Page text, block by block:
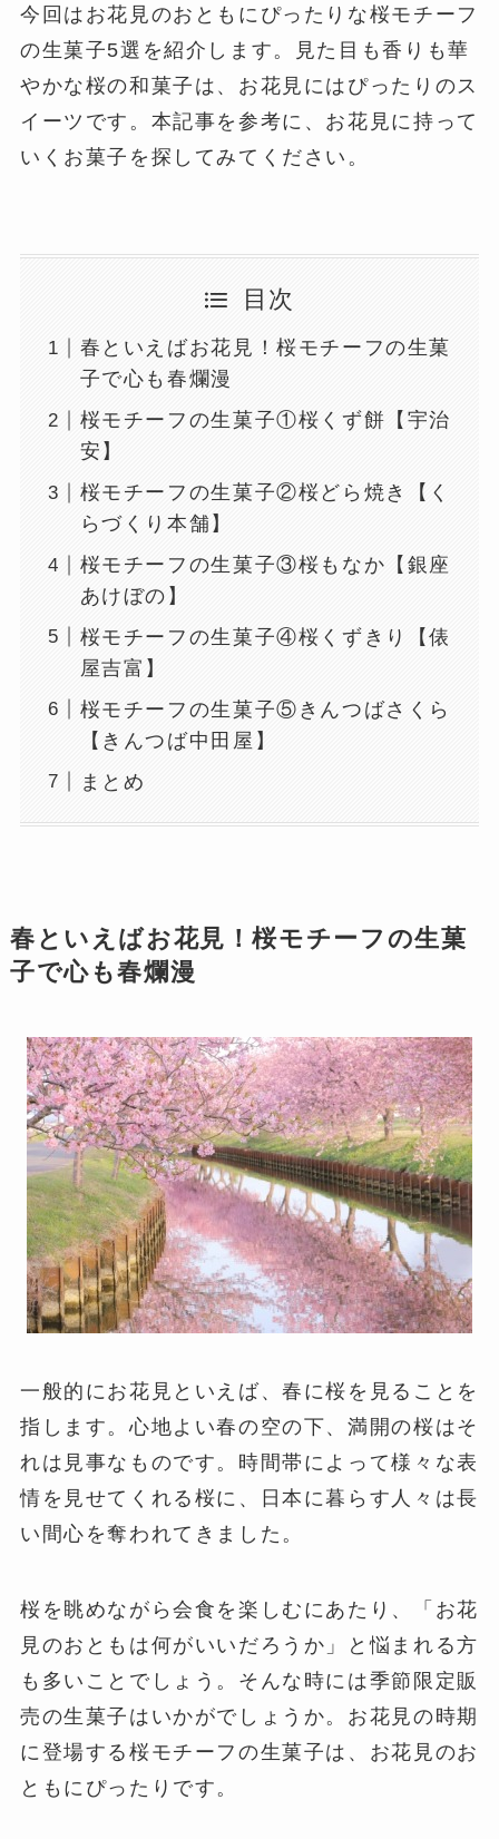
今回はお花見のおともにぴったりな桜モチーフ
の生菓子5選を紹介します。見た目も香りも華
やかな桜の和菓子は、お花見にはぴったりのス
イーツです。本記事を参考に、お花見に持って
いくお菓子を探してみてください。
目次
春といえばお花見！桜モチーフの生菓
子で心も春爛漫
桜モチーフの生菓子①桜くず餅【宇治
安】
桜モチーフの生菓子②桜どら焼き【く
らづくり本舗】
桜モチーフの生菓子③桜もなか【銀座
あけぼの】
桜モチーフの生菓子④桜くずきり【俵
屋吉富】
桜モチーフの生菓子⑤きんつばさくら
【きんつば中田屋】
まとめ
春といえばお花見！桜モチーフの生菓
子で心も春爛漫
一般的にお花見といえば、春に桜を見ることを
指します。心地よい春の空の下、満開の桜はそ
れは見事なものです。時間帯によって様々な表
情を見せてくれる桜に、日本に暮らす人々は長
い間心を奪われてきました。
桜を眺めながら会食を楽しむにあたり、「お花
見のおともは何がいいだろうか」と悩まれる方
も多いことでしょう。そんな時には季節限定販
売の生菓子はいかがでしょうか。お花見の時期
に登場する桜モチーフの生菓子は、お花見のお
ともにぴったりです。